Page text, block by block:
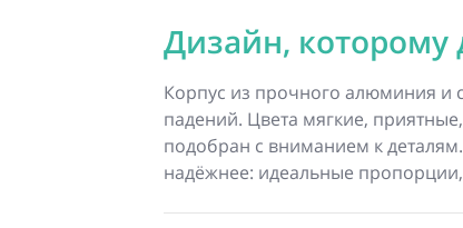
Дизайн, которому
Корпус из прочного алюминия и
падений. Цвета мягкие,
подобран с вниманием к
надёжнее: идеальные